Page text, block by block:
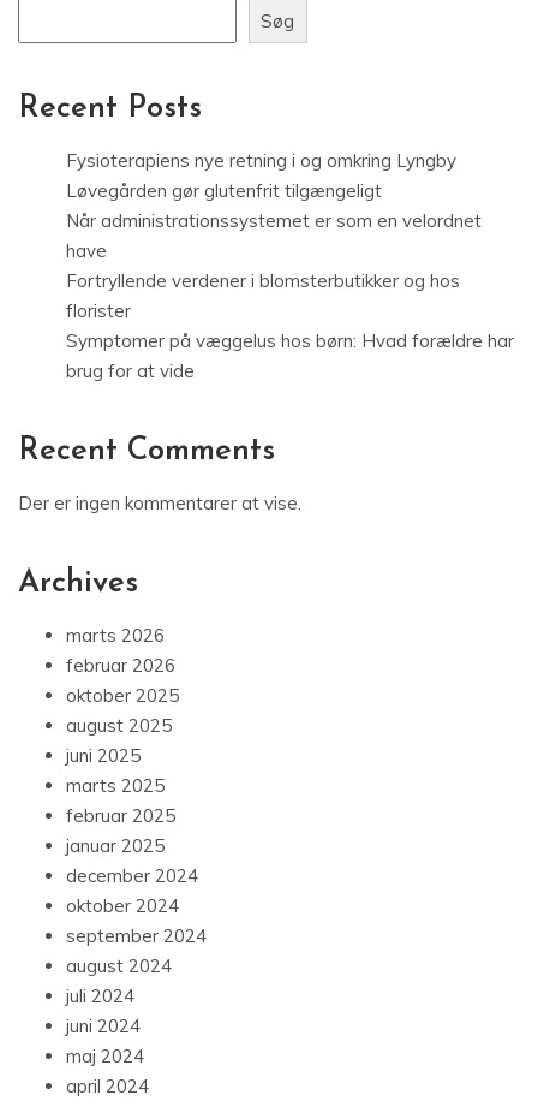
Søg
Recent Posts
Fysioterapiens nye retning i og omkring Lyngby
Løvegården gør glutenfrit tilgængeligt
Når administrationssystemet er som en velordnet
have
Fortryllende verdener i blomsterbutikker og hos
florister
Symptomer på væggelus hos børn: Hvad forældre har
brug for at vide
Recent Comments
Der er ingen kommentarer at vise.
Archives
marts 2026
februar 2026
oktober 2025
august 2025
juni 2025
marts 2025
februar 2025
januar 2025
december 2024
oktober 2024
september 2024
august 2024
juli 2024
juni 2024
maj 2024
april 2024